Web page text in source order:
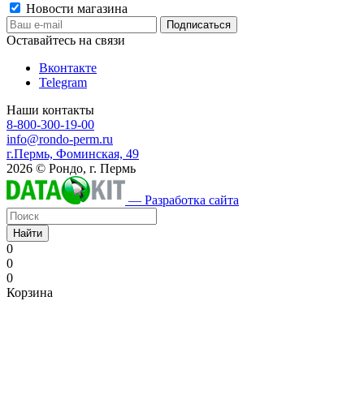
Новости магазина
Оставайтесь на связи
Вконтакте
Telegram
Наши контакты
8-800-300-19-00
info@rondo-perm.ru
г.Пермь, Фоминская, 49
2026 © Рондо, г. Пермь
— Разработка сайта
Найти
0
0
0
Корзина